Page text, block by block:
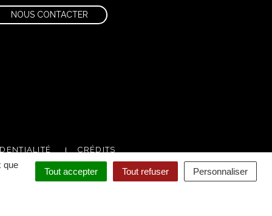
que
Tout accepter Tout refuser Personnaliser
NOUS CONTACTER
CRÉDITS